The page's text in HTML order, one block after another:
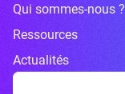
Qui sommes-nous ?
Ressources
Actualités